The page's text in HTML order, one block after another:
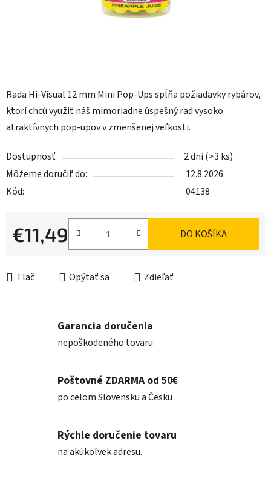
Rada Hi-Visual 12 mm Mini Pop-Ups spĺňa požiadavky rybárov,
ktorí chcú využiť náš mimoriadne úspešný rad vysoko
atraktívnych pop-upov v zmenšenej veľkosti.
Dostupnosť 2 dni (>3 ks)
Môžeme doručiť do:
12.8.2026
Kód:
04138
€11,49
Jednotková cena:
DO KOŠÍKA
Tlač Opýtať sa Zdieľať
Garancia doručenia
nepoškodeného tovaru
Poštovné ZDARMA od 50€
po celom Slovensku a Česku
Rýchle doručenie tovaru
na akúkoľvek adresu.